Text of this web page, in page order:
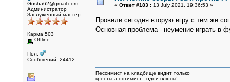
Gosha62@gmail.com
Администратор
Заслуженный мастер
Карма 503
Offline
Пол:
Сообщений: 24412
« Ответ #183 :13 July 2021, 19:36:53 »
Провели сегодня вторую игру с тем же
Основная проблема - неумение играть в
Пессимист на кладбище видит только
кресты,а оптимист - одни плюсы!